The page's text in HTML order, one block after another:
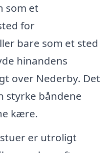
som et
for
bare som et sted
hinandens
over Nederby. Det
styrke båndene
kære.
er utroligt